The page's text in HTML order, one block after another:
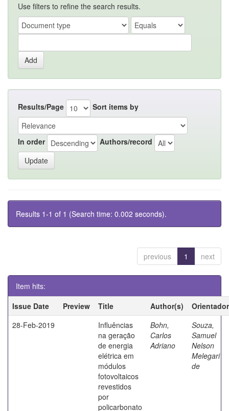
Use filters to refine the search results.
Results/Page Sort items by
In order Authors/record
Results 1-1 of 1 (Search time: 0.002 seconds).
previous 1 next
Item hits:
Issue Date
Preview Title Author(s)
Orientador
28-Feb-2019
Influências
na geração
de energia
elétrica em
módulos
fotovoltaicos
revestidos
por
policarbonato
Bohn,
Carlos
Adriano
Souza,
Samuel
Nelson
Melegari
de